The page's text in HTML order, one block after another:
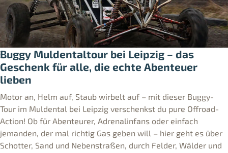
Buggy Muldentaltour bei Leipzig – das
Geschenk für alle, die echte Abenteuer
lieben
Motor an, Helm auf, Staub wirbelt auf – mit dieser Buggy-
Tour im Muldental bei Leipzig verschenkst du pure Offroad-
Action! Ob für Abenteurer, Adrenalinfans oder einfach
jemanden, der mal richtig Gas geben will – hier geht es über
Schotter, Sand und Nebenstraßen, durch Felder, Wälder und